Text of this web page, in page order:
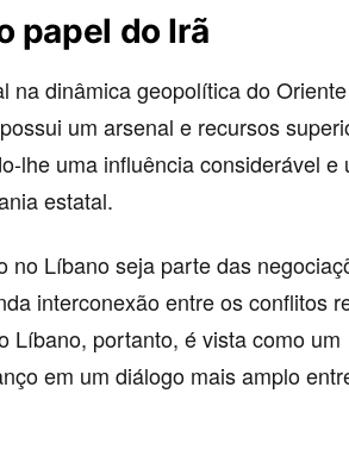
papel do Irã
na dinâmica geopolítica do
um arsenal e recursos
lhe uma influência considerável e
estatal.
no Líbano seja parte das
interconexão entre os conflitos
Líbano, portanto, é vista como um
em um diálogo mais amplo